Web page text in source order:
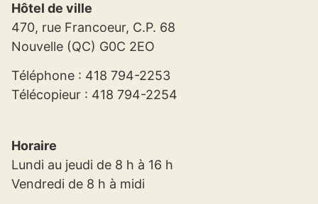
Hôtel de ville
470, rue Francoeur, C.P. 68
Nouvelle (QC) G0C 2EO
Téléphone : 418 794-2253
Télécopieur : 418 794-2254
Horaire
Lundi au jeudi de 8 h à 16 h
Vendredi de 8 h à midi